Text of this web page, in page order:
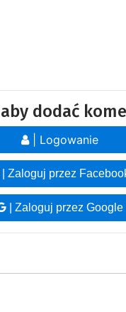
dodać
| Logowanie
| Zaloguj przez
| Zaloguj przez Google